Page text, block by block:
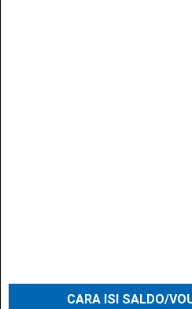
CARA ISI SALDO/